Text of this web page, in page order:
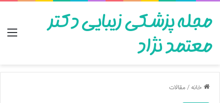
مجله پزشکی زیبایی دکتر
معتمد نژاد
خانه/مقالات